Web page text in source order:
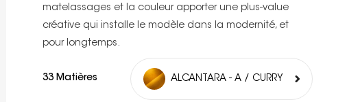
matelassages et la couleur apporter une plus-value
créative qui installe le modèle dans la modernité, et
pour longtemps.
33 Matières ALCANTARA - A / CURRY